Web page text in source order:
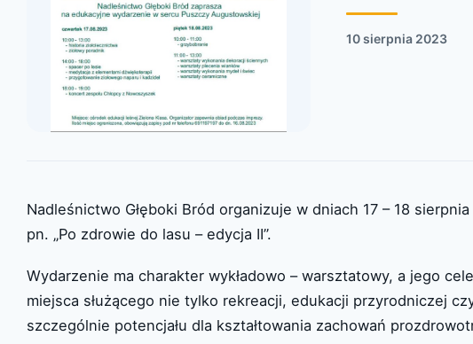
10 sierpnia 2023
Nadleśnictwo Głęboki Bród organizuje w dniach 17 – 18
pn. „Po zdrowie do lasu – edycja II”.
Wydarzenie ma charakter wykładowo – warsztatowy, a jego
miejsca służącego nie tylko rekreacji, edukacji przyrodniczej
szczególnie potencjału dla kształtowania zachowań